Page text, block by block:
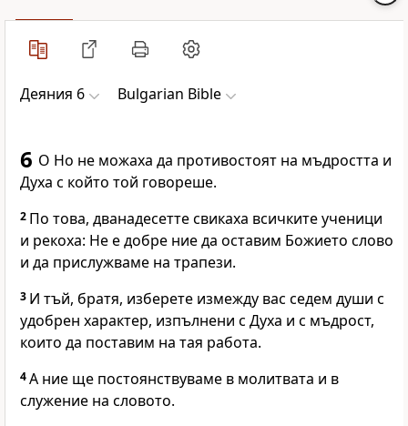
Деяния 6 Bulgarian Bible
6 О Но не можаха да противостоят на мъдростта и
Духа с който той говореше.
2 По това, дванадесетте свикаха всичките ученици
и рекоха: Не е добре ние да оставим Божието слово
и да прислужваме на трапези.
3 И тъй, братя, изберете измежду вас седем души с
удобрен характер, изпълнени с Духа и с мъдрост,
които да поставим на тая работа.
4А ние ще постоянствуваме в молитвата и в
служение на словото.